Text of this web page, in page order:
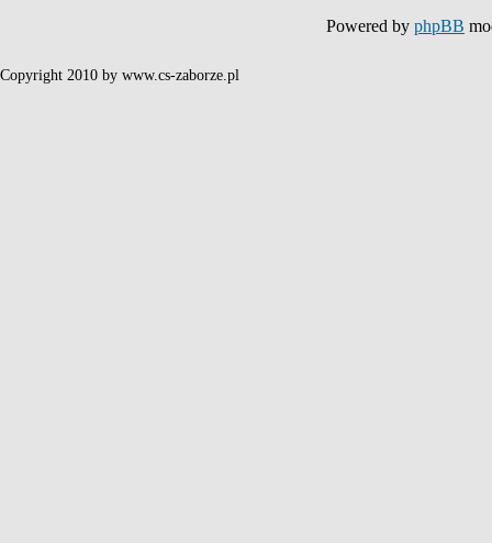
Powered by phpBB
Copyright 2010 by www.cs-zaborze.pl